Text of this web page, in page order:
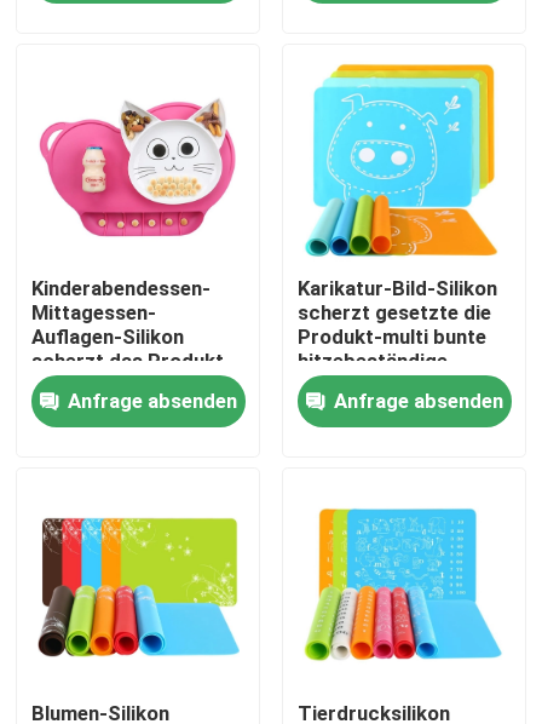
Produkte
Über uns
Qualitätskontrolle
Treten Sie mit uns in Verbindung
Formen Sie Silikon-Form
Eis-Würfel-Silikon-Formen
Kuchen-Silikon-Formen
Kinderabendessen-
Mittagessen-
Auflagen-Silikon
scherzt das Produkt-
Wasser-Waschen
wiederverwendbar
Anfrage absenden
Karikatur-Bild-Silikon
scherzt gesetzte die
Produkt-multi bunte
hitzebeständige
Nahrung
Anfrage absenden
Blumen-Silikon Tierdrucksilikon